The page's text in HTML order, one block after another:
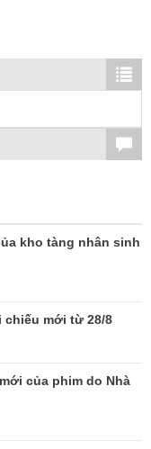
kho tàng nhân sinh
mới từ 28/8
của phim do Nhà